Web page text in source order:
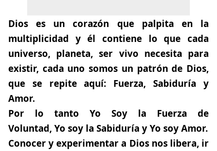
Dios es un corazón que palpita en la
multiplicidad y él contiene lo que cada
universo, planeta, ser vivo necesita para
existir, cada uno somos un patrón de Dios,
que se repite aquí: Fuerza, Sabiduría y
Amor.
Por lo tanto Yo Soy la Fuerza de
Voluntad, Yo soy la Sabiduría y Yo soy Amor.
Conocer y experimentar a Dios nos libera, ir